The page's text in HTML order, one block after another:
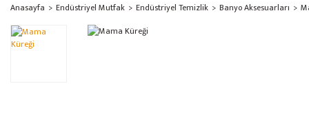
Anasayfa Endüstriyel Mutfak Endüstriyel Temizlik Banyo Aksesuarları